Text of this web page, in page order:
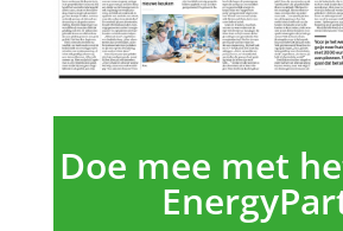
Doe mee met